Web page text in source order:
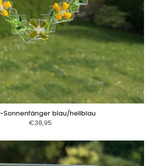
Sonnenfänger blau/hellblau
€38,95